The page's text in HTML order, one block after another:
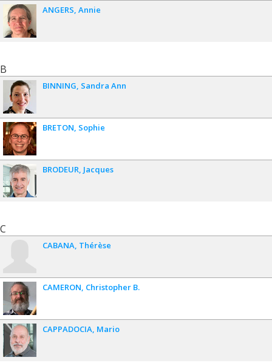
ANGERS Annie
B
BINNING Sandra Ann
BRETON Sophie
BRODEUR Jacques
C
CABANA Thérèse
CAMERON Christopher B.
CAPPADOCIA Mario